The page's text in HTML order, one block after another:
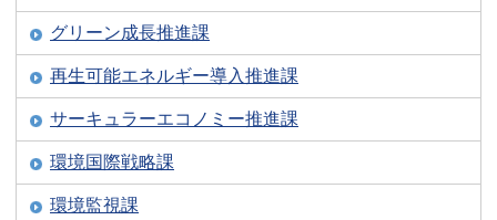
グリーン成長推進課
再生可能エネルギー導入推進課
サーキュラーエコノミー推進課
環境国際戦略課
環境監視課